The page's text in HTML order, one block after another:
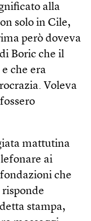
alla
solo in Cile,
però doveva
Boric che il
che era
Voleva
mattutina
ai
che
stampa,